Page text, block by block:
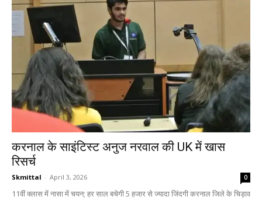
करनाल के साइंटिस्ट अनुज नरवाल की UK में खास
रिसर्च
Skmittal - April 3, 2026 0
11वीं क्लास में नासा में चयन; हर साल बचेगी 5 हजार से ज्यादा जिंदगी करनाल जिले के चिड़ाव